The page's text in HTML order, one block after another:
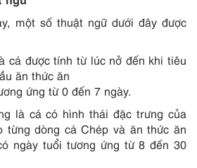
một số thuật ngữ dưới đây được
cá được tính từ lúc nở đến khi tiêu
ăn thức ăn
ứng từ 0 đến 7 ngày.
là cá có hình thái đặc trưng của
từng dòng cá Chép và ăn thức ăn
ngày tuổi tương ứng từ 8 đến 30